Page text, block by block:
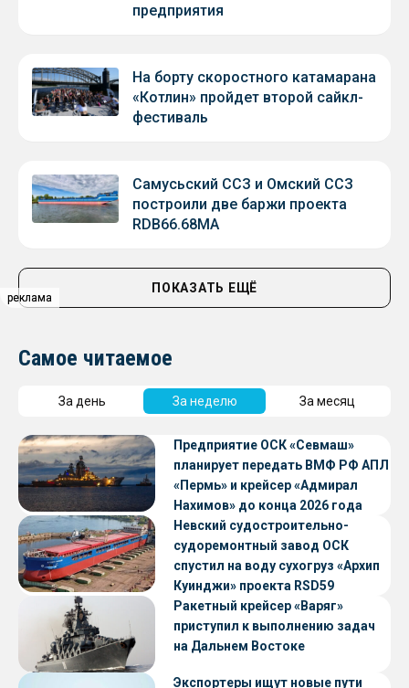
реклама
реклама
предприятия
На борту скоростного катамарана
«Котлин» пройдет второй сайкл-
фестиваль
Самусьский ССЗ и Омский ССЗ
построили две баржи проекта
RDB66.68МА
ПОКАЗАТЬ ЕЩЁ
Самое читаемое
За день За неделю За месяц
Предприятие ОСК «Севмаш»
планирует передать ВМФ РФ АПЛ
«Пермь» и крейсер «Адмирал
Нахимов» до конца 2026 года
Невский судостроительно-
судоремонтный завод ОСК
спустил на воду сухогруз «Архип
Куинджи» проекта RSD59
Ракетный крейсер «Варяг»
приступил к выполнению задач
на Дальнем Востоке
Экспортеры ищут новые пути